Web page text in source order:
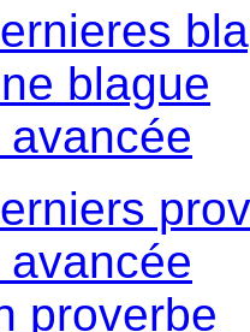
blague
proverbe